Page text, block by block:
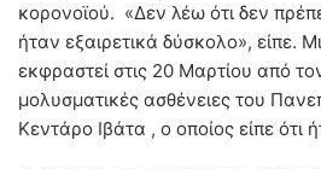
κορονοϊού. «Δεν λέω ότι δεν
ήταν εξαιρετικά δύσκολο», είπε.
εκφραστεί στις 20 Μαρτίου από τον
μολυσματικές ασθένειες του
Κεντάρο Ιβάτα , ο οποίος είπε ότι